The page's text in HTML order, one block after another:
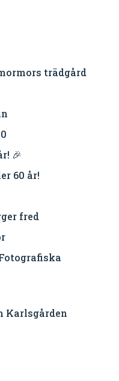
trädgård
🎉
60 år!
fred
Karlsgården